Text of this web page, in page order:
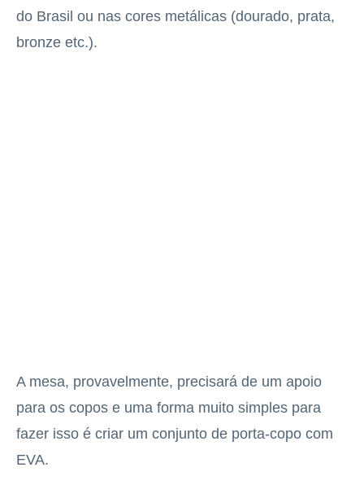
do Brasil ou nas cores metálicas (dourado, prata,
bronze etc.).
A mesa, provavelmente, precisará de um apoio
para os copos e uma forma muito simples para
fazer isso é criar um conjunto de porta-copo com
EVA.